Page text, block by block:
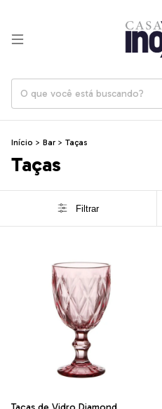
Início > Bar > Taças
Taças
Filtrar